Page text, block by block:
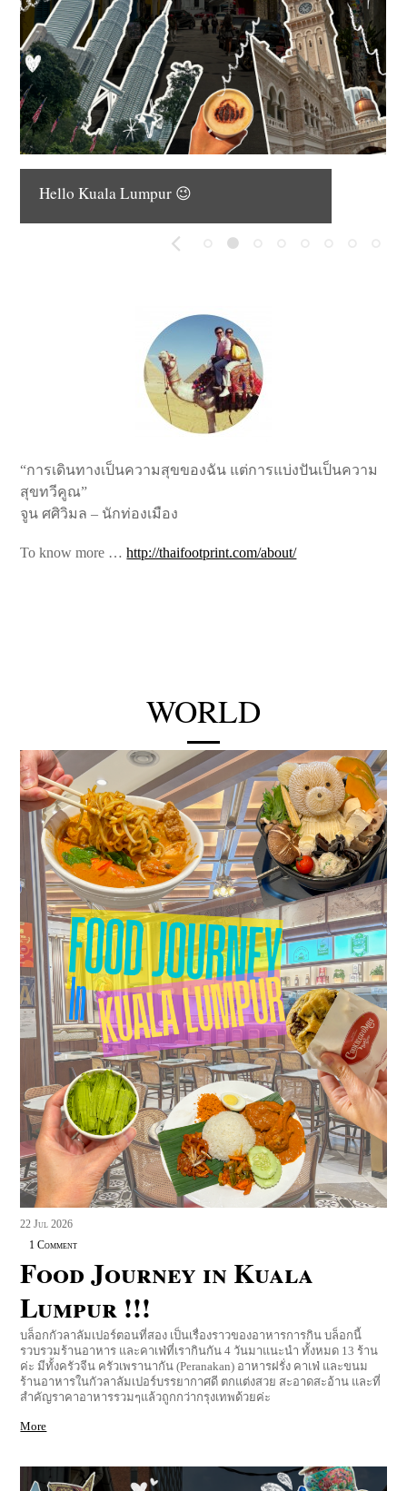
SAii Lagoon Maldives, Curio
by Hilton : CROSSROADS Maldives
“การเดินทางเป็นความสุขของฉัน แต่การแบ่งปันเป็นความ
สุขทวีคูณ”
จูน ศศิวิมล – นักท่องเมือง
WORLD
1 Comment
Food Journey in Kuala
Lumpur !!!
บล็อกกัวลาลัมเปอร์ตอนที่สอง เป็นเรื่องราวของอาหารการกิน บล็อกนี้
รวบรวมร้านอาหาร และคาเฟ่ที่เรากินกัน 4 วันมาแนะนำ ทั้งหมด 13 ร้าน
ค่ะ มีทั้งครัวจีน ครัวเพรานากัน (Peranakan) อาหารฝรั่ง คาเฟ่ และขนม
สำคัญราคาอาหารรวมๆแล้วถูกกว่ากรุงเทพด้วยค่ะ